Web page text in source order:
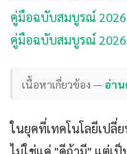
คู่มือฉบับสมบูรณ์
คู่มือฉบับสมบูรณ์ 2026
เนื้อหาเกี่ยวข้อง —อ่า
ในยุคที่เทคโนโลยีเปลี่ย